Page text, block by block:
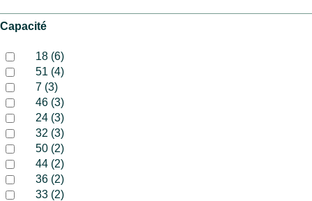
Capacité
18 (6)
51 (4)
7 (3)
46 (3)
24 (3)
32 (3)
50 (2)
44 (2)
36 (2)
33 (2)